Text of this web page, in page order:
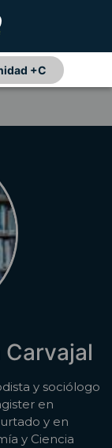
+C
y sociólogo
en
y en
y Ciencia